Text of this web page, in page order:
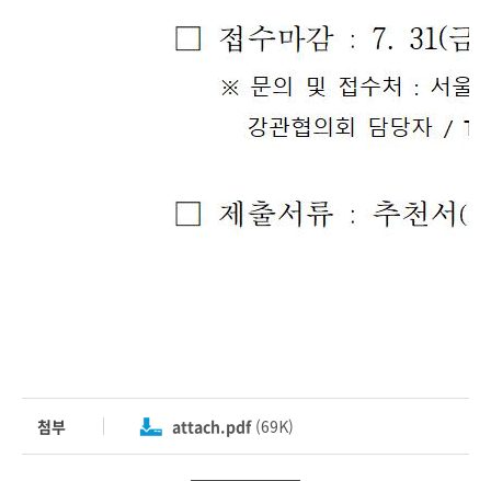
첨부 attach.pdf(69K)